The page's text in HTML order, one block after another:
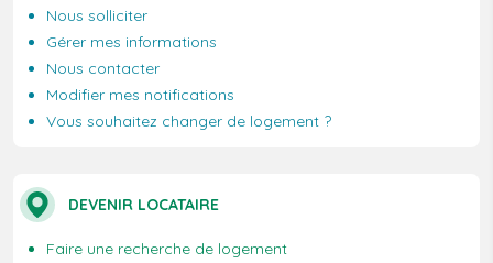
Nous solliciter
Gérer mes informations
Nous contacter
Modifier mes notifications
Vous souhaitez changer de logement ?
DEVENIR LOCATAIRE
Faire une recherche de logement